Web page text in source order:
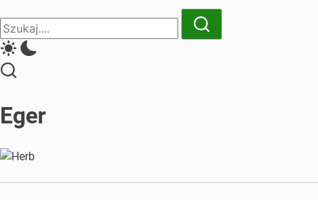
Close
Search
Search
Eger